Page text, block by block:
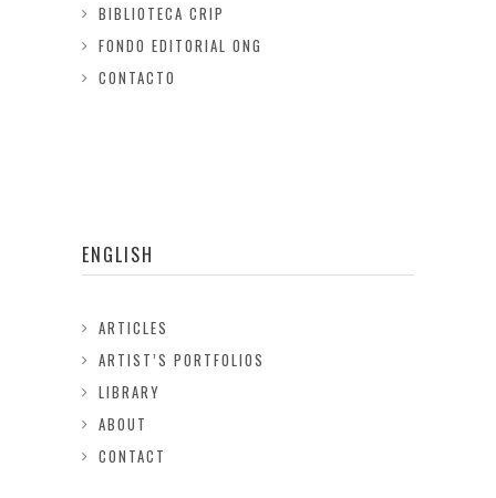
BIBLIOTECA CRIP
FONDO EDITORIAL ONG
CONTACTO
ENGLISH
ARTICLES
ARTIST’S PORTFOLIOS
LIBRARY
ABOUT
CONTACT